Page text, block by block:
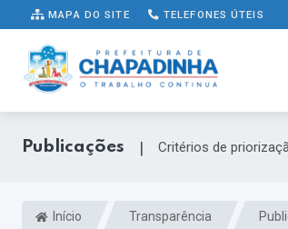
MAPA DO SITE TELEFONES ÚTEIS
Publicações | Critérios de
Início Transparência